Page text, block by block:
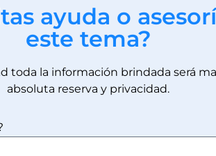
ayuda o
este tema?
toda la información brindada será
absoluta reserva y privacidad.